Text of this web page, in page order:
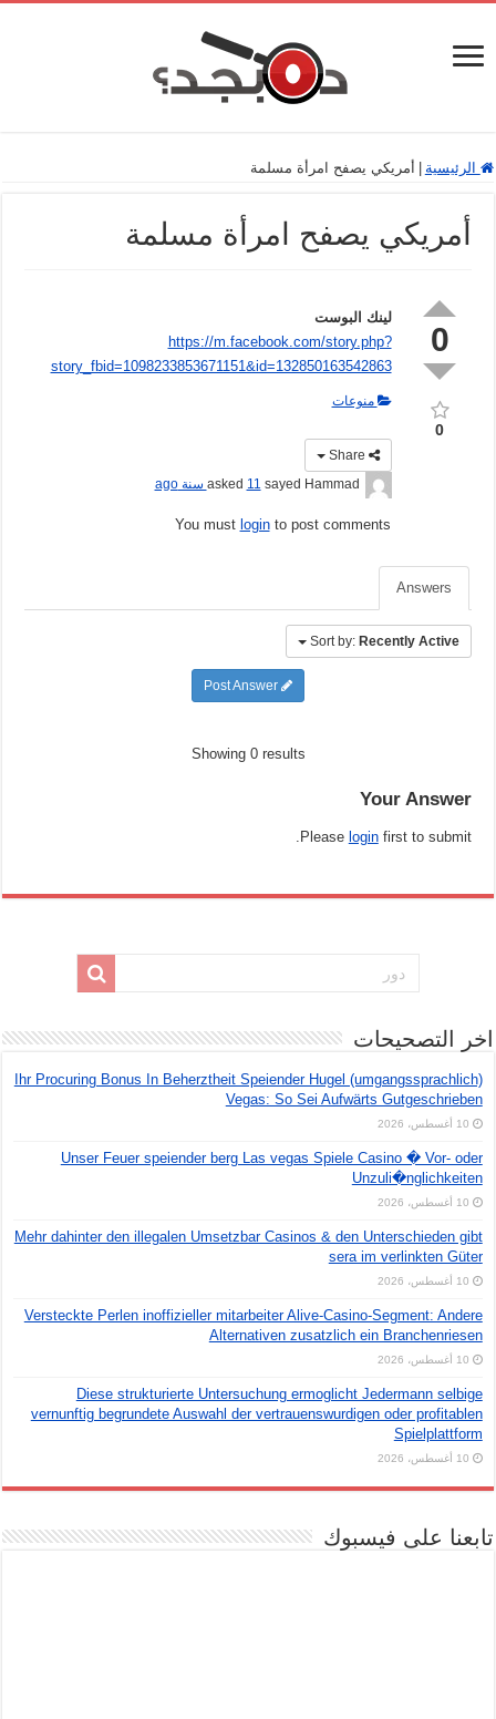
الرئيسية أمريكي يصفح امرأة مسلمة
أمريكي يصفح امرأة مسلمة
0
0
لينك البوست
https://m.facebook.com/story.php?
story_fbid=1098233853671151&id=132850163542863
منوعات
sayed Hammad 11 سنة ago
You must loginto post comments
Answers
Sort by: Recently Active
Showing 0 results
Your Answer
Please loginfirst to submit.
اخر التصحيحات
Ihr Procuring Bonus In Beherztheit Speiender Hugel (umgangssprachlich)
Vegas: So Sei Aufwärts Gutgeschrieben
10 أغسطس، 2026
Unser Feuer speiender berg Las vegas Spiele Casino � Vor- oder
Unzuli�nglichkeiten
10 أغسطس، 2026
Mehr dahinter den illegalen Umsetzbar Casinos & den Unterschieden gibt
sera im verlinkten Güter
10 أغسطس، 2026
Versteckte Perlen inoffizieller mitarbeiter Alive-Casino-Segment: Andere
Alternativen zusatzlich ein Branchenriesen
10 أغسطس، 2026
Diese strukturierte Untersuchung ermoglicht Jedermann selbige
vernunftig begrundete Auswahl der vertrauenswurdigen oder profitablen
Spielplattform
10 أغسطس، 2026
تابعنا على فيسبوك